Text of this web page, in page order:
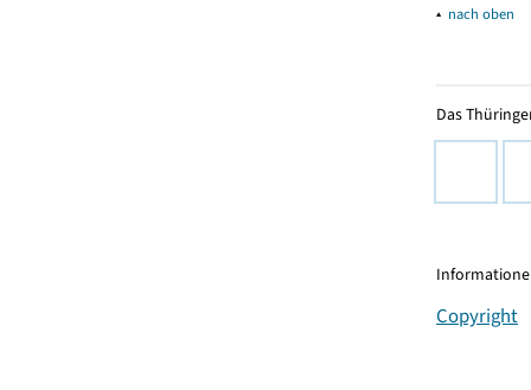
▴ nach oben
Das
Copyright